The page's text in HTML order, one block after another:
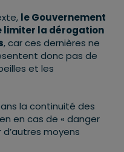
le Gouvernement
limiter la dérogation
, car ces dernières ne
donc pas de
et les
la continuité des
en cas de « danger
moyens